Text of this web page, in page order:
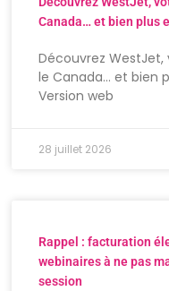
Canada… et bien plus
Découvrez
le Canada… et bien
Version web
28 juillet 2026
Rappel : facturation
webinaires à ne pas
session